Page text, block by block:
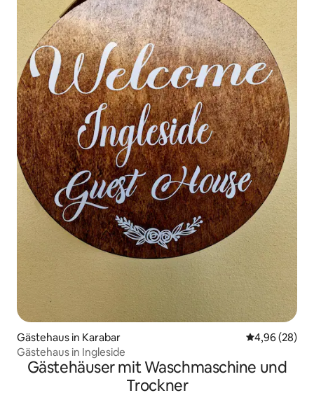
Gästehaus in Karabar
4,96 (28)
Gästehaus in Ingleside
Gästehäuser mit Waschmaschine und
Trockner